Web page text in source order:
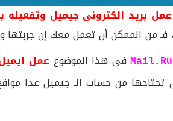
عمل بريد الكترونى جيميل وتفعيله
فـ من الممكن أن تعمل معك إن
Mail.Ruفى هذا الموضوع عمل
تحتاجها من حساب الـ جيميل عدا